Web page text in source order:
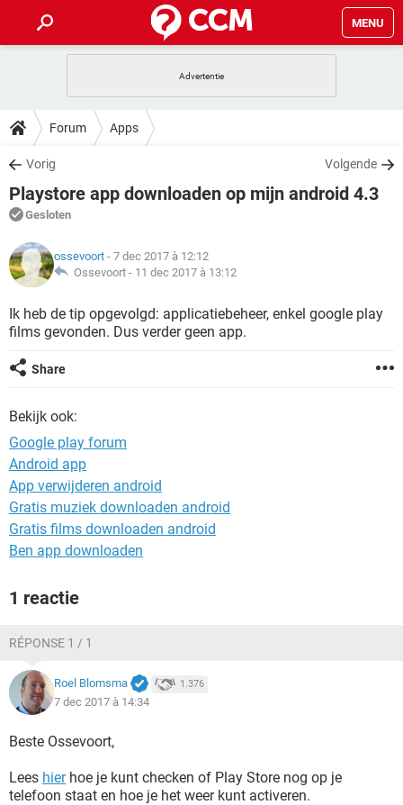
MENU
INSTAGRAM
NETFLIX
GRATIS SNAPCHAT
TIKTOK
HOW-TO
VIDEOBELLEN
NETFLIX
GRATIS
TIKTOK
DOWNLOADS
VIDEOBELLEN GAMES
INSTAGRAM
NETFLIX
GRATIS
TIKTOK
FORUM
VIDEOBELLEN
INSTAGRAM WINDOWS 10
GRATIS SNAPCHAT
TIKTOK
ARTIKELEN
VIDEOBELLEN
INSTAGRAM WINDOWS 10
GRATIS
TIKTOK
Forum Apps
Vorig Volgende
Playstore app downloaden op mijn android 4.3
Gesloten
ossevoort - 7 dec 2017 à 12:12
Ossevoort - 11 dec 2017 à 13:12
Ik heb de tip opgevolgd: applicatiebeheer, enkel google play
films gevonden. Dus verder geen app.
Share
Bekijk ook:
Google play forum
Android app
App verwijderen android
Gratis muziek downloaden android
Gratis films downloaden android
Ben app downloaden
1 reactie
RÉPONSE 1 / 1
Roel Blomsma 1.376
7 dec 2017 à 14:34
Beste Ossevoort,
Lees hierhoe je kunt checken of Play Store nog op je
telefoon staat en hoe je het weer kunt activeren.